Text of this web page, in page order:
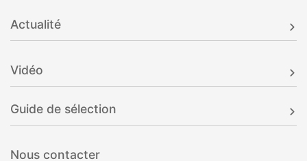
Actualité
Vidéo
Guide de sélection
Nous contacter